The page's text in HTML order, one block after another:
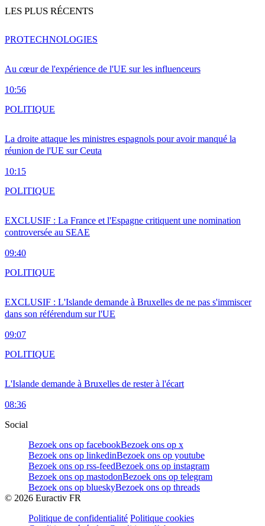
LES PLUS RÉCENTS
Au cœur de l'expérience de l'UE sur les influenceurs
10:56
PROTECHNOLOGIES
La droite attaque les ministres espagnols pour avoir manqué la
réunion de l'UE sur Ceuta
10:15
POLITIQUE
EXCLUSIF : La France et l'Espagne critiquent une nomination
controversée au SEAE
09:40
POLITIQUE
EXCLUSIF : L'Islande demande à Bruxelles de ne pas s'immiscer
dans son référendum sur l'UE
09:07
POLITIQUE
L'Islande demande à Bruxelles de rester à l'écart
08:36
POLITIQUE
Social
Bezoek ons op facebookBezoek ons op x
Bezoek ons op linkedinBezoek ons op youtube
Bezoek ons op rss-feedBezoek ons op instagram
Bezoek ons op mastodonBezoek ons op telegram
Bezoek ons op blueskyBezoek ons op threads
© 2026 Euractiv FR
Politique de confidentialité Politique cookies